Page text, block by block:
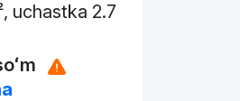
uchastka 2.7